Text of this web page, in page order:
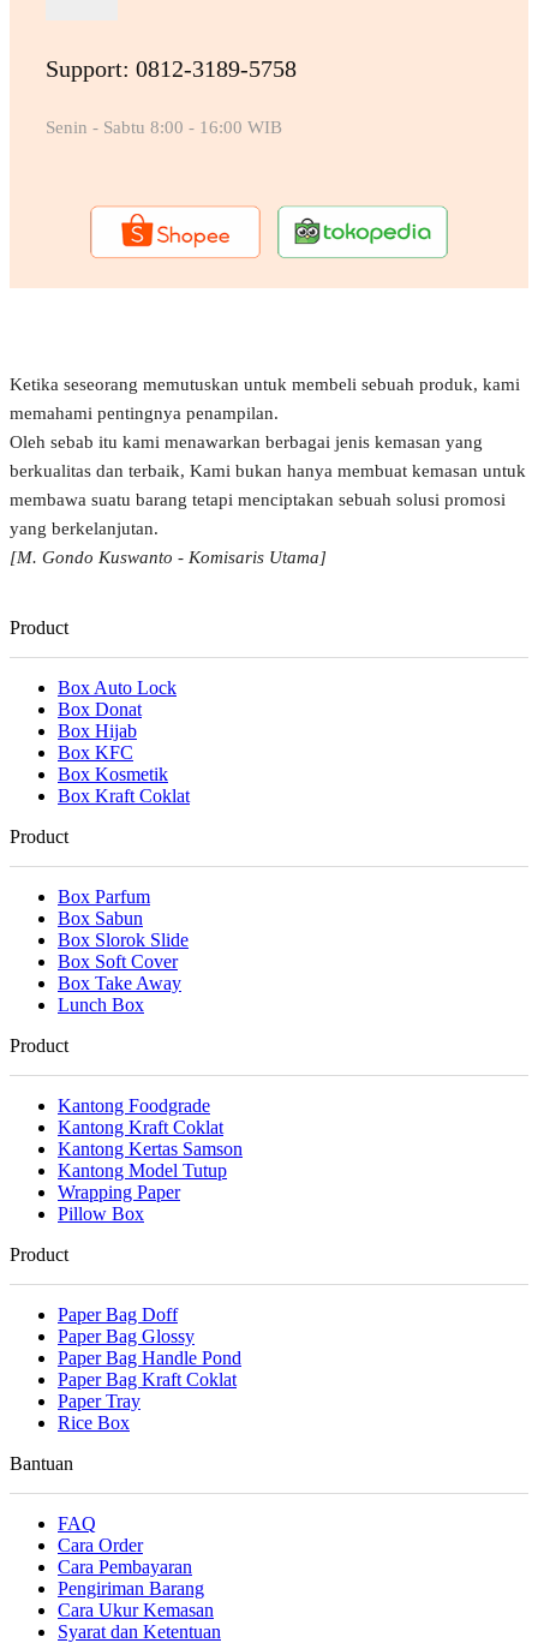
Support: 0812-3189-5758
Senin - Sabtu 8:00 - 16:00 WIB
Ketika seseorang memutuskan untuk membeli sebuah produk, kami
memahami pentingnya penampilan.
Oleh sebab itu kami menawarkan berbagai jenis kemasan yang
berkualitas dan terbaik, Kami bukan hanya membuat kemasan untuk
membawa suatu barang tetapi menciptakan sebuah solusi promosi
yang berkelanjutan.
[M. Gondo Kuswanto - Komisaris Utama]
Product
Box Auto Lock
Box Donat
Box Hijab
Box KFC
Box Kosmetik
Box Kraft Coklat
Product
Box Parfum
Box Sabun
Box Slorok Slide
Box Soft Cover
Box Take Away
Lunch Box
Product
Kantong Foodgrade
Kantong Kraft Coklat
Kantong Kertas Samson
Kantong Model Tutup
Wrapping Paper
Pillow Box
Product
Paper Bag Doff
Paper Bag Glossy
Paper Bag Handle Pond
Paper Bag Kraft Coklat
Paper Tray
Rice Box
Bantuan
FAQ
Cara Order
Cara Pembayaran
Pengiriman Barang
Cara Ukur Kemasan
Syarat dan Ketentuan